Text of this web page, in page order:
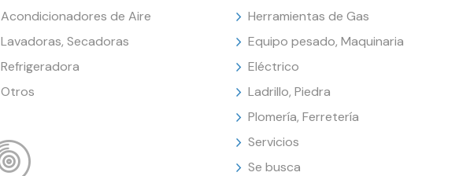
Acondicionadores de Aire
Lavadoras, Secadoras
Refrigeradora
Otros
Herramientas de Gas
Equipo pesado, Maquinaria
Eléctrico
Ladrillo, Piedra
Plomería, Ferretería
Servicios
Se busca